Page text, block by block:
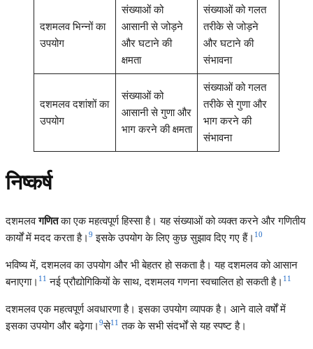
दशमलव भिन्नों का
उपयोग
संख्याओं को
आसानी से जोड़ने
और घटाने की
क्षमता
संख्याओं को गलत
तरीके से जोड़ने
और घटाने की
संभावना
दशमलव दशांशों का
उपयोग
संख्याओं को
आसानी से गुणा और
भाग करने की क्षमता
संख्याओं को गलत
तरीके से गुणा और
भाग करने की
संभावना
निष्कर्ष
दशमलवगणितका एक महत्वपूर्ण हिस्सा है। यह संख्याओं को व्यक्त करने और गणितीय
कार्यों में मदद करता है। 9 इसके उपयोग के लिए कुछ सुझाव दिए गए हैं। 10
भविष्य में, दशमलव का उपयोग और भी बेहतर हो सकता है। यह दशमलव को आसान
बनाएगा। 11 नई प्रौद्योगिकियों के साथ, दशमलव गणना स्वचालित हो सकती है। 11
दशमलव एक महत्वपूर्ण अवधारणा है। इसका उपयोग व्यापक है। आने वाले वर्षों में
इसका उपयोग और बढ़ेगा। 9से11 तक के सभी संदर्भों से यह स्पष्ट है।